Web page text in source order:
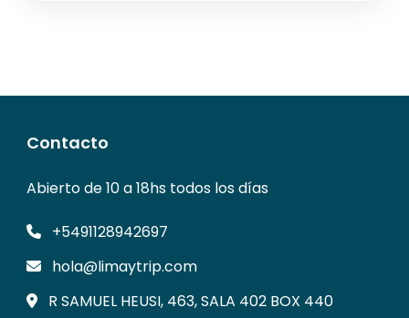
Contacto
Abierto de 10 a 18hs todos los días
+5491128942697
hola@limaytrip.com
R SAMUEL HEUSI, 463, SALA 402 BOX 440